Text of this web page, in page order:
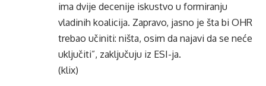
ima dvije decenije iskustvo u formiranju
vladinih koalicija. Zapravo, jasno je šta bi OHR
trebao učiniti: ništa, osim da najavi da se neće
uključiti”, zaključuju iz ESI-ja.
(klix)